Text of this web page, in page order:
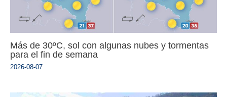
Más de 30ºC, sol con algunas nubes y tormentas
para el fin de semana
2026-08-07